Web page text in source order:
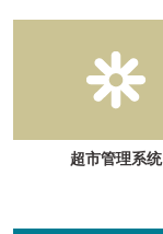
超市管理系统